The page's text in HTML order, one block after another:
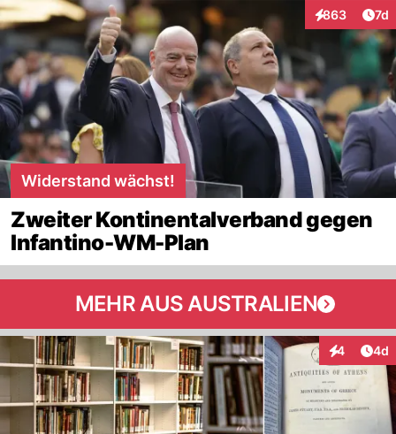
863
Interaktionen
7d
Widerstand wächst!
Zweiter Kontinentalverband gegen
Infantino-WM-Plan
MEHR AUS AUSTRALIEN
4 4d